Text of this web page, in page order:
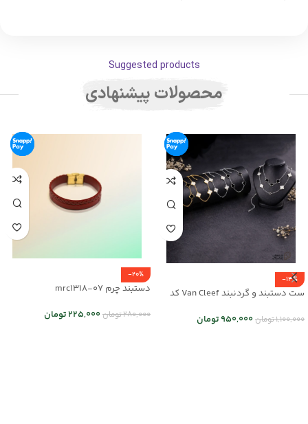
Suggested products
محصولات پیشنهادی
-14%
ست دستبند و گردنبند Van Cleef کد
1,100,000تومان950,000تومان
-20%
دستبند چرم mrc1318-07
280,000تومان225,000تومان